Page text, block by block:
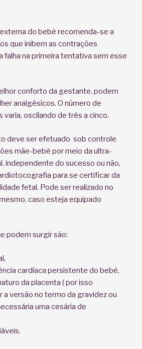
do bebê recomenda-se a
que inibem as contrações
falha na primeira tentativa sem esse
conforto da gestante, podem
analgésicos. O número de
oscilando de três a cinco.
deve ser efetuado sob controle
mãe-bebê por meio da ultra-
independente do sucesso ou não,
para se certificar da
fetal. Pode ser realizado no
caso esteja equipado
podem surgir são:
cardíaca persistente do bebê,
da placenta ( por isso
a versão no termo da gravidez ou
uma cesária de